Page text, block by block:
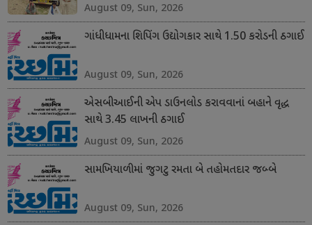
August 09, Sun, 2026
ગાંધીધામના શિપિંગ ઉદ્યોગકાર સાથે 1.50 કરોડની ઠગાઈ
August 09, Sun, 2026
એસબીઆઈની એપ ડાઉનલોડ કરાવવાનાં બહાને વૃદ્ધ
સાથે 3.45 લાખની ઠગાઈ
August 09, Sun, 2026
સામખિયાળીમાં જુગટુ રમતા બે તહોમતદાર જબ્બે
August 09, Sun, 2026